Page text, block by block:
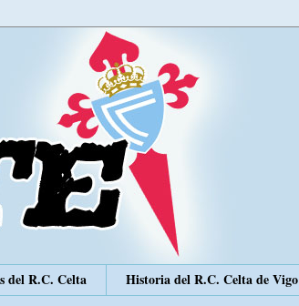
del R.C. Celta
Historia del R.C. Celta de Vigo